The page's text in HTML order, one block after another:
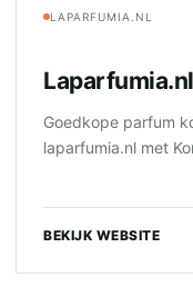
LAPARFUMIA.NL
Laparfumia.nl
Goedkope parfum
laparfumia.nl met
BEKIJK WEBSITE